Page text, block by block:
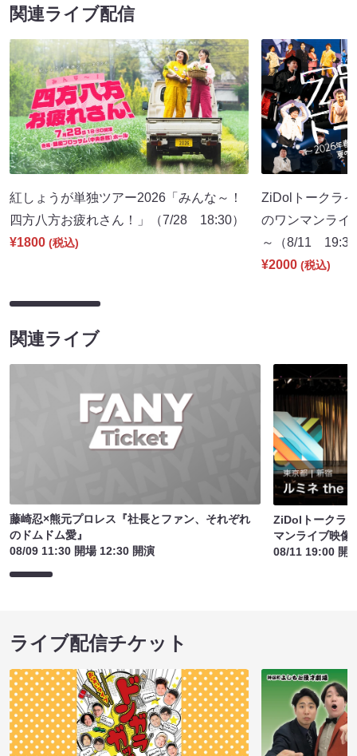
関連ライブ配信
紅しょうが単独ツアー2026「みんな～！
四方八方お疲れさん！」（7/28 18:30）
¥1800 (税込)
ZiDolトークラ
のワンマンライ
～（8/11
¥2000 (税込)
関連ライブ
藤崎忍×熊元プロレス『社長とファン、それぞれ
のドムドム愛』
08/09 11:30 開場 12:30 開演
ZiDolトークラ
マンライブ映像
08/11 19:00 開
ライブ配信チケット